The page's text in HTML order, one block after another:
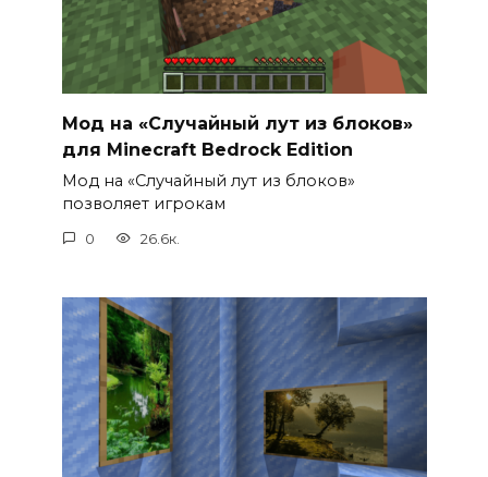
Мод на «Случайный лут из блоков»
для Minecraft Bedrock Edition
Мод на «Случайный лут из блоков»
позволяет игрокам
0 26.6к.